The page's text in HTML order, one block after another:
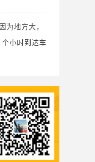
为地方大，
小时到达车